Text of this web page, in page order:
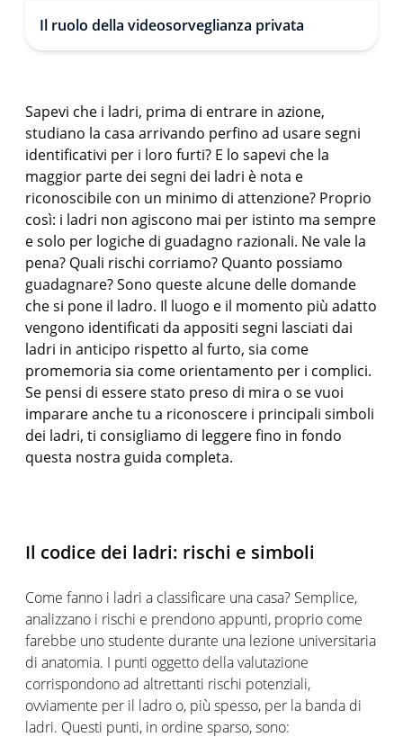
Il ruolo della videosorveglianza privata
Sapevi che i ladri, prima di entrare in azione,
studiano la casa arrivando perfino ad usare segni
identificativi per i loro furti? E lo sapevi che la
maggior parte dei segni dei ladri è nota e
riconoscibile con un minimo di attenzione? Proprio
così: i ladri non agiscono mai per istinto ma sempre
e solo per logiche di guadagno razionali. Ne vale la
pena? Quali rischi corriamo? Quanto possiamo
guadagnare? Sono queste alcune delle domande
che si pone il ladro. Il luogo e il momento più adatto
vengono identificati da appositi segni lasciati dai
ladri in anticipo rispetto al furto, sia come
promemoria sia come orientamento per i complici.
Se pensi di essere stato preso di mira o se vuoi
imparare anche tu a riconoscere i principali simboli
dei ladri, ti consigliamo di leggere fino in fondo
questa nostra guida completa.
Il codice dei ladri: rischi e simboli
Come fanno i ladri a classificare una casa? Semplice,
analizzano i rischi e prendono appunti, proprio come
farebbe uno studente durante una lezione universitaria
di anatomia. I punti oggetto della valutazione
corrispondono ad altrettanti rischi potenziali,
ovviamente per il ladro o, più spesso, per la banda di
ladri. Questi punti, in ordine sparso, sono: